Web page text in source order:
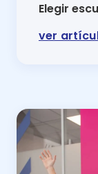
Elegir
ver